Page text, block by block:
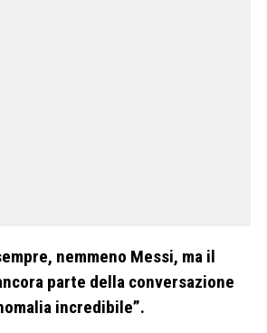
nemmeno Messi, ma il
parte della conversazione
incredibile”.